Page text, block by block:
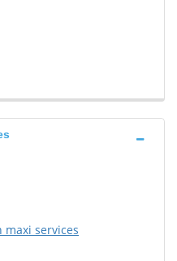
maxi services